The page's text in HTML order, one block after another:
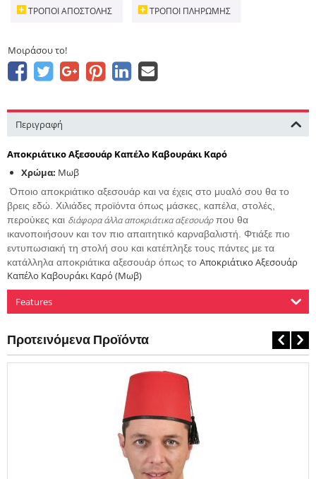
ΤΡΌΠΟΙ ΑΠΟΣΤΟΛΉΣ ΤΡΌΠΟΙ ΠΛΗΡΩΜΉΣ
Μοιράσου το!
Περιγραφή
Αποκριάτικο Αξεσουάρ Καπέλο Καβουράκι Καρό
Χρώμα: Μωβ
Όποιο αποκριάτικο αξεσουάρ και να έχεις στο μυαλό σου θα το
βρεις εδώ. Χιλιάδες προϊόντα όπως μάσκες, καπέλα, στολές,
περούκες και διάφορα άλλα αποκριάτικα αξεσουάρπου θα
ικανοποιήσουν και τον πιο απαιτητικό καρναβαλιστή. Φτιάξε πιο
εντυπωσιακή τη στολή σου και κατέπληξε τους πάντες με τα
κατάλληλα αποκριάτικα αξεσουάρ όπως το Αποκριάτικο Αξεσουάρ
Καπέλο Καβουράκι Καρό (Μωβ)
Features
Προτεινόμενα Προϊόντα